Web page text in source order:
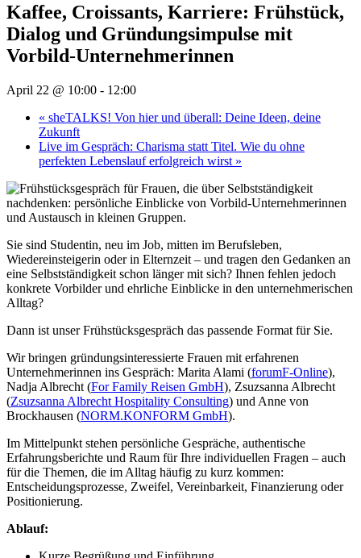
Kaffee, Croissants, Karriere: Frühstück,
Dialog und Gründungsimpulse mit
Vorbild-Unternehmerinnen
April 22 @ 10:00 - 12:00
« sheTALKS! Von hier und überall: Deine Ideen, deine
Zukunft
Live im Gespräch: Charisma statt Titel. Wie du ohne
perfekten Lebenslauf erfolgreich wirst »
Sie sind Studentin, neu im Job, mitten im Berufsleben,
Wiedereinsteigerin oder in Elternzeit – und tragen den Gedanken an
eine Selbstständigkeit schon länger mit sich? Ihnen fehlen jedoch
konkrete Vorbilder und ehrliche Einblicke in den unternehmerischen
Alltag?
Dann ist unser Frühstücksgespräch das passende Format für Sie.
Wir bringen gründungsinteressierte Frauen mit erfahrenen
Unternehmerinnen ins Gespräch: Marita Alami (forumF-Online),
Nadja Albrecht (For Family Reisen GmbH), Zsuzsanna Albrecht
(Zsuzsanna Albrecht Hospitality Consulting) und Anne von
Brockhausen (NORM.KONFORM GmbH).
Im Mittelpunkt stehen persönliche Gespräche, authentische
Erfahrungsberichte und Raum für Ihre individuellen Fragen – auch
für die Themen, die im Alltag häufig zu kurz kommen:
Entscheidungsprozesse, Zweifel, Vereinbarkeit, Finanzierung oder
Positionierung.
Ablauf: